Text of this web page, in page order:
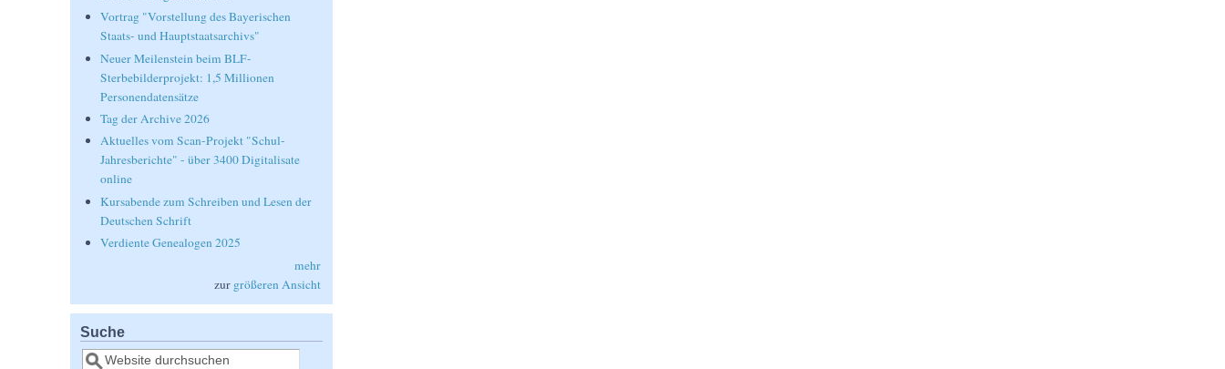
Vortrag "Vorstellung des Bayerischen
Staats- und Hauptstaatsarchivs"
Neuer Meilenstein beim BLF-
Sterbebilderprojekt: 1,5 Millionen
Personendatensätze
Tag der Archive 2026
Aktuelles vom Scan-Projekt "Schul-
Jahresberichte" - über 3400 Digitalisate
online
Kursabende zum Schreiben und Lesen der
Deutschen Schrift
Verdiente Genealogen 2025
mehr
zur größeren Ansicht
Suche
Suche